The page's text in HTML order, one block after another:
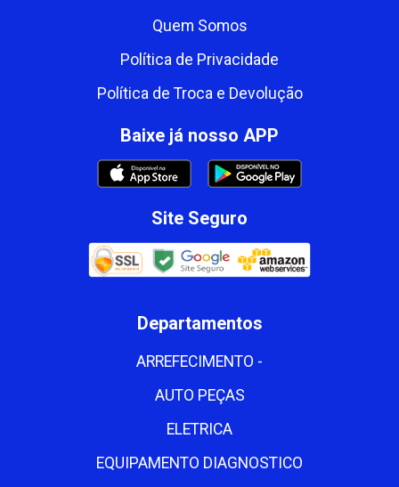
Quem Somos
Política de Privacidade
Política de Troca e Devolução
Baixe já nosso APP
Site Seguro
Departamentos
ARREFECIMENTO -
AUTO PEÇAS
ELETRICA
EQUIPAMENTO DIAGNOSTICO